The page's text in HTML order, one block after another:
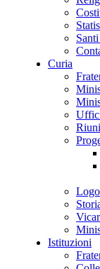
Curia
Istituzioni